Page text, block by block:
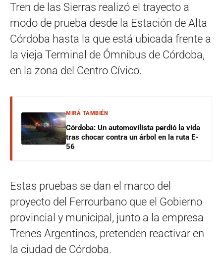
Tren de las Sierras realizó el trayecto a
modo de prueba desde la Estación de Alta
Córdoba hasta la que está ubicada frente a
la vieja Terminal de Ómnibus de Córdoba,
en la zona del Centro Cívico.
MIRÁ TAMBIÉN
Córdoba: Un automovilista perdió la vida
tras chocar contra un árbol en la ruta E-
56
Estas pruebas se dan el marco del
proyecto del Ferrourbano que el Gobierno
provincial y municipal, junto a la empresa
Trenes Argentinos, pretenden reactivar en
la ciudad de Córdoba.